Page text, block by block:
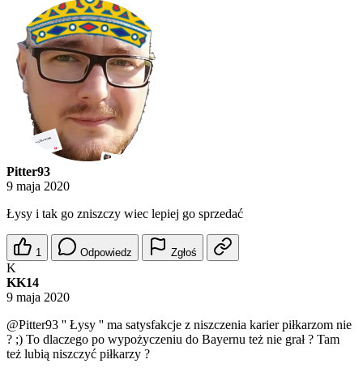
Pitter93
9 maja 2020
Łysy i tak go zniszczy wiec lepiej go sprzedać
1 Odpowiedz Zgłoś
K
KK14
9 maja 2020
@Pitter93 '' Łysy '' ma satysfakcje z niszczenia karier piłkarzom nie
? ;) To dlaczego po wypożyczeniu do Bayernu też nie grał ? Tam
też lubią niszczyć piłkarzy ?